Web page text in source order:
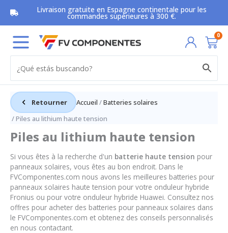
contenu
Livraison gratuite en Espagne continentale pour les
commandes supérieures à 300 €.
0
Retourner Accueil /Batteries solaires
/ Piles au lithium haute tension
Piles au lithium haute tension
Si vous êtes à la recherche d'un batterie haute tension pour
panneaux solaires, vous êtes au bon endroit. Dans le
FVComponentes.com nous avons les meilleures batteries pour
panneaux solaires haute tension pour votre onduleur hybride
Fronius ou pour votre onduleur hybride Huawei. Consultez nos
offres pour acheter des batteries pour panneaux solaires dans
le FVComponentes.com et obtenez des conseils personnalisés
en nous contactant.